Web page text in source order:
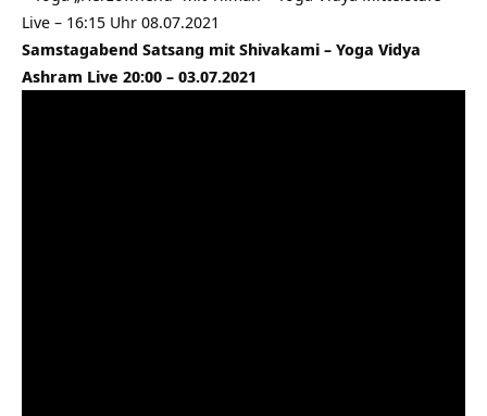
Live – 16:15 Uhr 08.07.2021
Samstagabend Satsang mit Shivakami – Yoga Vidya
Ashram Live 20:00 – 03.07.2021